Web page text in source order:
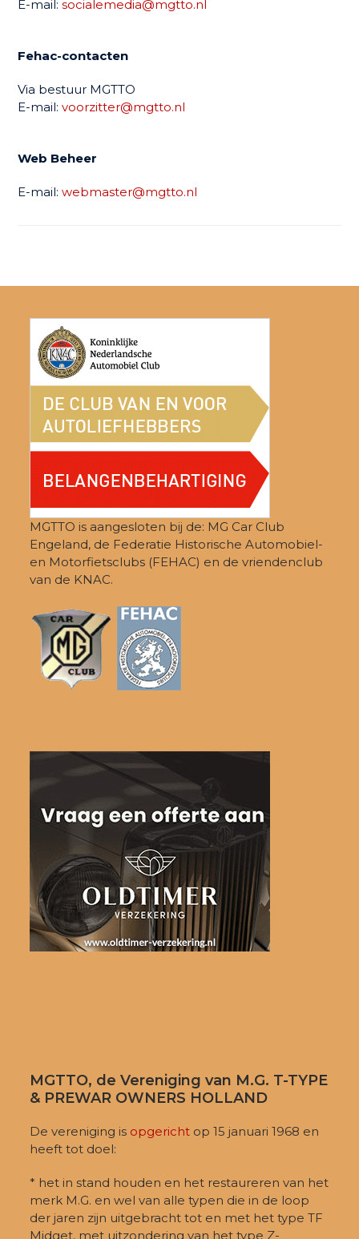
E-mail:socialemedia@mgtto.nl
Fehac-contacten
Via bestuur MGTTO
E-mail:voorzitter@mgtto.nl
Web Beheer
E-mail:webmaster@mgtto.nl
MGTTO is aangesloten bij de: MG Car Club
Engeland, de Federatie Historische Automobiel-
en Motorfietsclubs (FEHAC) en de vriendenclub
van de KNAC.
MGTTO, de Vereniging van M.G. T-TYPE
& PREWAR OWNERS HOLLAND
De vereniging is opgericht op 15 januari 1968 en
heeft tot doel:
* het in stand houden en het restaureren van het
merk M.G. en wel van alle typen die in de loop
der jaren zijn uitgebracht tot en met het type TF
Midget, met uitzondering van het type Z-